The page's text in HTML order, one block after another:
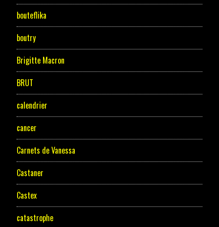
bouteflika
boutry
Brigitte Macron
BRUT
calendrier
cancer
Carnets de Vanessa
Castaner
Castex
catastrophe